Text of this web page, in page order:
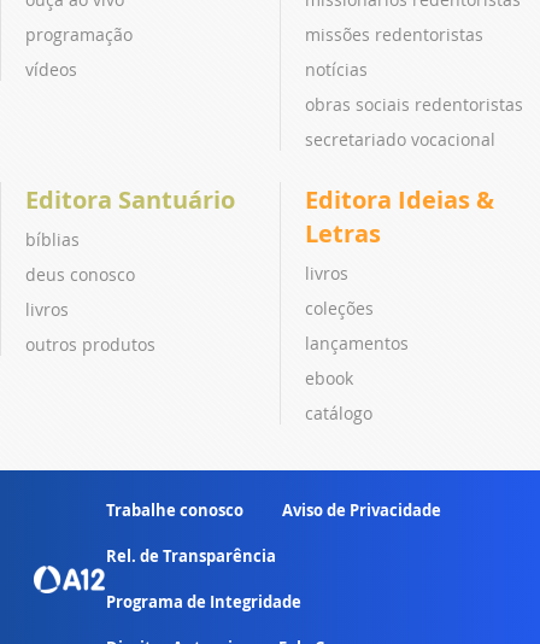
programação
vídeos
missões redentoristas
notícias
obras sociais redentoristas
secretariado vocacional
Editora Santuário
bíblias
deus conosco
livros
outros produtos
Editora Ideias &
Letras
livros
coleções
lançamentos
ebook
catálogo
Trabalhe conosco Aviso de Privacidade
Rel. de Transparência
Programa de Integridade